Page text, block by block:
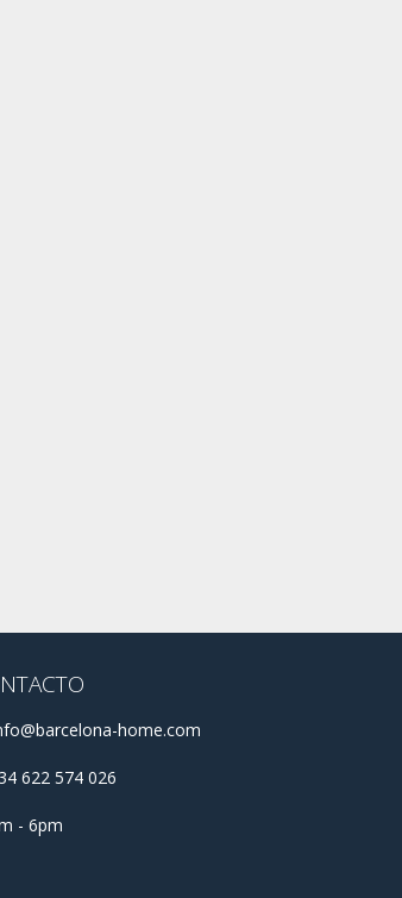
home.com
622 574 026
- 6pm